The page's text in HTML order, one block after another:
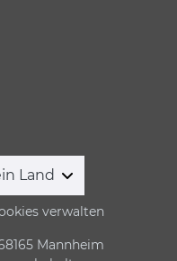
Land
verwalten
Mannheim